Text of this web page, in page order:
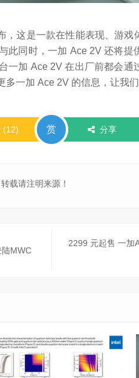
，这是一款在性能表现、游戏
此同时，一加 Ace 2V 还将提
一加 Ace 2V 在出厂前都会通
一加 Ace 2V 的信息，让我们
(12) 赏 分享
载请注明来源！
MWC
2299 元起售 一加